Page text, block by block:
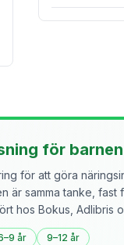
för barnen
för att göra
är samma tanke,
hos Bokus, Adlibris
år 9–12 år